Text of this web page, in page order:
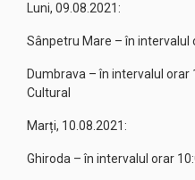
Luni, 09.08.2021:
Sânpetru Mare – în intervalul
Dumbrava – în intervalul orar
Cultural
Marți, 10.08.2021:
Ghiroda – în intervalul orar